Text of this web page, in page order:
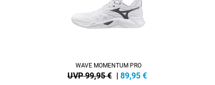
WAVE MOMENTUM PRO
UVP 99,95 € | 89,95 €